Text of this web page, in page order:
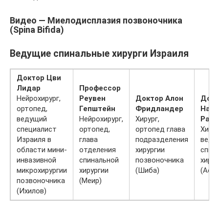
Видео — Миелодисплазия позвоночника
(Spina Bifida)
Ведущие спинальные хирурги Израиля
Доктор Цви
Лидар
Нейрохирург,
ортопед,
ведущий
специалист
Израиля в
области мини-
инвазивной
микрохирургии
позвоночника
(Ихилов)
Профессор
Реувен
Гепштейн
Нейрохирург,
ортопед,
глава
отделения
спинальной
хирургии
(Меир)
Доктор Алон
Фридландер
Хирург,
ортопед глава
подразделения
хирургии
позвоночника
(Шиба)
Ранд